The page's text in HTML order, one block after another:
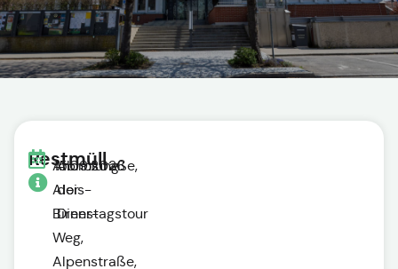
Restmüll
15.09.2026
Abholung
der
Dienstagstour
Ahornstraße,
Alois-
Birner-
Weg,
Alpenstraße,